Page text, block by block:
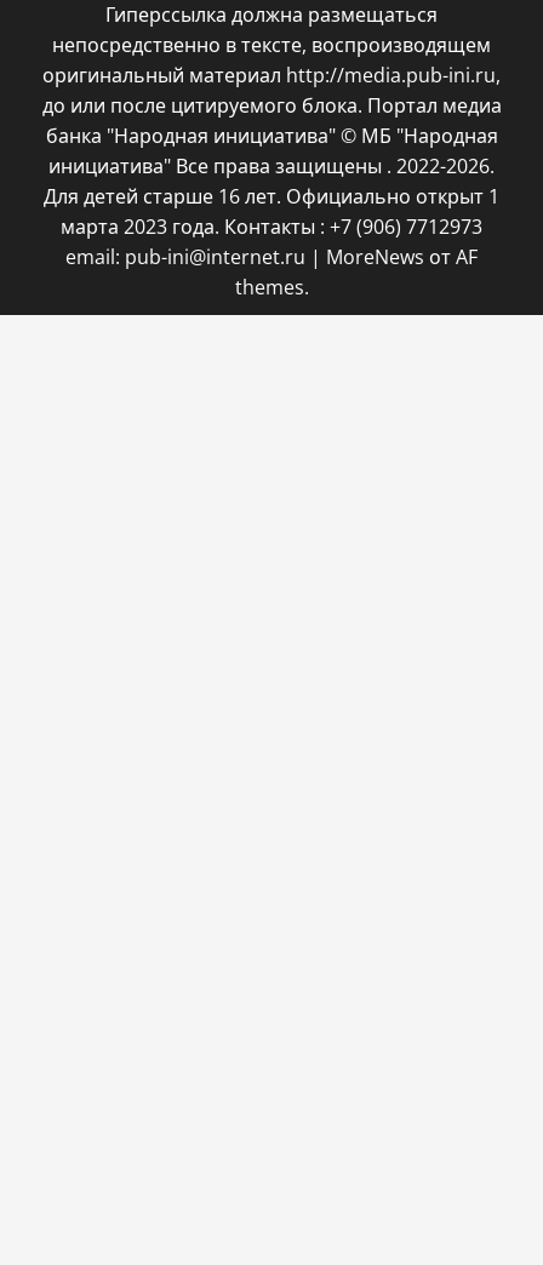
Гиперссылка должна размещаться
непосредственно в тексте, воспроизводящем
оригинальный материал http://media.pub-ini.ru,
до или после цитируемого блока. Портал медиа
банка "Народная инициатива" © МБ "Народная
инициатива" Все права защищены . 2022-2026.
Для детей старше 16 лет. Официально открыт 1
марта 2023 года. Контакты : +7 (906) 7712973
email: pub-ini@internet.ru | MoreNews от AF
themes.